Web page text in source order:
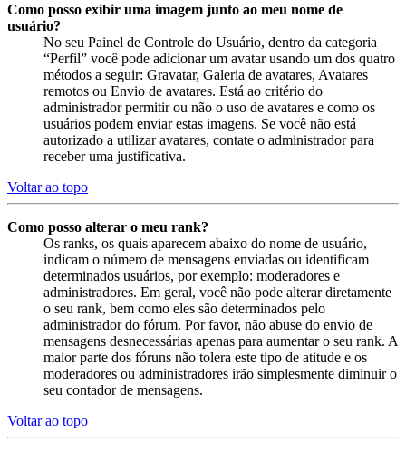
Como posso exibir uma imagem junto ao meu nome de
usuário?
No seu Painel de Controle do Usuário, dentro da categoria
“Perfil” você pode adicionar um avatar usando um dos quatro
métodos a seguir: Gravatar, Galeria de avatares, Avatares
remotos ou Envio de avatares. Está ao critério do
administrador permitir ou não o uso de avatares e como os
usuários podem enviar estas imagens. Se você não está
autorizado a utilizar avatares, contate o administrador para
receber uma justificativa.
Voltar ao topo
Como posso alterar o meu rank?
Os ranks, os quais aparecem abaixo do nome de usuário,
indicam o número de mensagens enviadas ou identificam
determinados usuários, por exemplo: moderadores e
administradores. Em geral, você não pode alterar diretamente
o seu rank, bem como eles são determinados pelo
administrador do fórum. Por favor, não abuse do envio de
mensagens desnecessárias apenas para aumentar o seu rank. A
maior parte dos fóruns não tolera este tipo de atitude e os
moderadores ou administradores irão simplesmente diminuir o
seu contador de mensagens.
Voltar ao topo